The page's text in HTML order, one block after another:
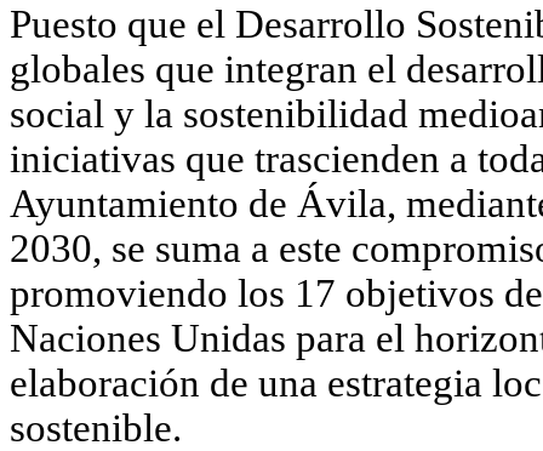
Puesto que el Desarrollo
globales que integran el
social y la sostenibilidad
iniciativas que trascienden a
Ayuntamiento de Ávila,
2030, se suma a este
promoviendo los 17 objetivos
Naciones Unidas para el
elaboración de una estrategia
sostenible.